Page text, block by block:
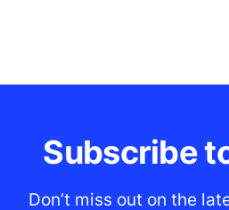
Subscribe
Don’t miss out on the